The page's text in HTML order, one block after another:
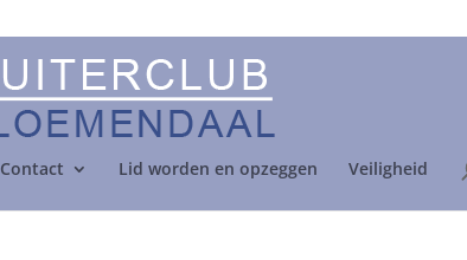
Contact Lid worden en opzeggen Veiligheid